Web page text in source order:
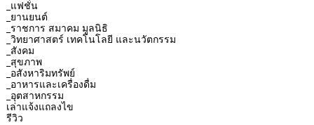
_แฟชั่น
_ยานยนต์
_ราชการ สมาคม มูลนิธิ
_วิทยาศาสตร์ เทคโนโลยี และนวัตกรรม
_สังคม
_สุขภาพ
_อสังหาริมทรัพย์
_อาหารและเครื่องดื่ม
_อุตสาหกรรม
เล่าแจ้งแถลงไข
รีวิว